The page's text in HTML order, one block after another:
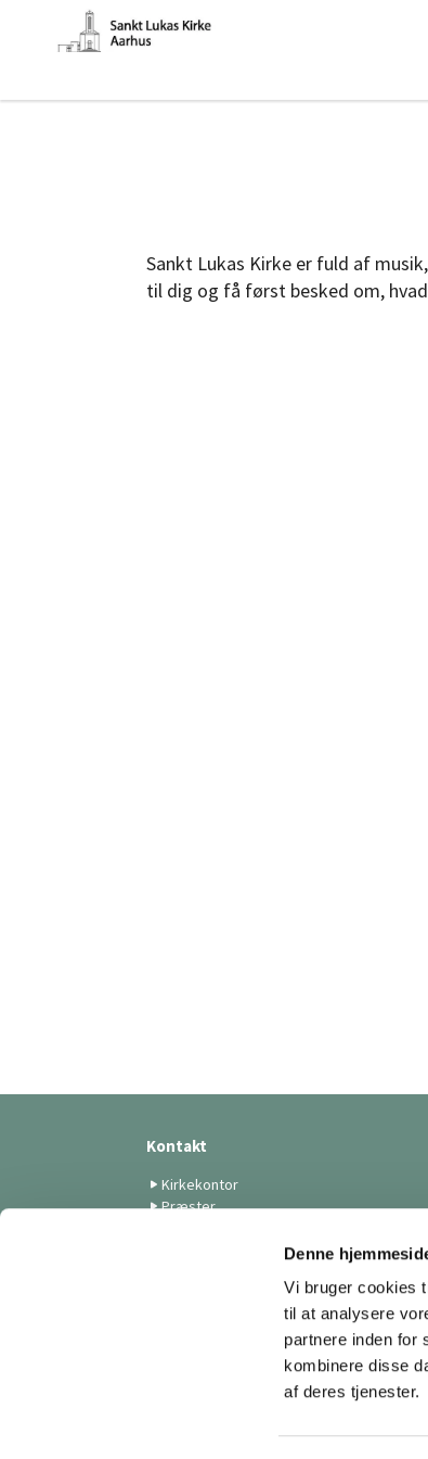
Denne
Vi bruger cookies
til at analysere
partnere inden for
kombinere disse
af deres tjenester.
Sankt Lukas Kirke er fuld af
til dig og få først besked om,
Kontakt
Kirkekontor
Præster
Tilmelding til nyhedsbreve